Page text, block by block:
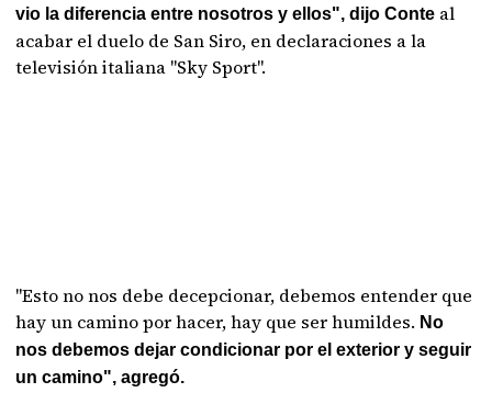
vio la diferencia entre nosotros y ellos", dijo Conte al
acabar el duelo de San Siro, en declaraciones a la
televisión italiana "Sky Sport".
"Esto no nos debe decepcionar, debemos entender que
hay un camino por hacer, hay que ser humildes. No
nos debemos dejar condicionar por el exterior y seguir
un camino", agregó.